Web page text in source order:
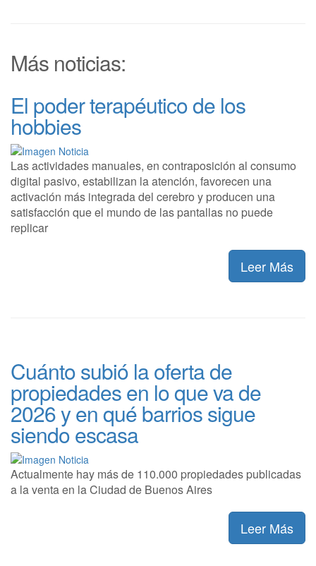
Más noticias:
El poder terapéutico de los
hobbies
Las actividades manuales, en contraposición al consumo
digital pasivo, estabilizan la atención, favorecen una
activación más integrada del cerebro y producen una
satisfacción que el mundo de las pantallas no puede
replicar
Leer Más
Cuánto subió la oferta de
propiedades en lo que va de
2026 y en qué barrios sigue
siendo escasa
Actualmente hay más de 110.000 propiedades publicadas
a la venta en la Ciudad de Buenos Aires
Leer Más